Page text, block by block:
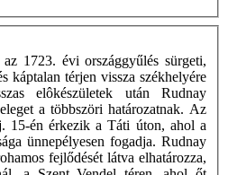
1723. évi országgyűlés sürgeti,
káptalan térjen vissza székhelyére
elôkészületek után Rudnay
a többszöri határozatnak. Az
15-én érkezik a Táti úton, ahol a
ünnepélyesen fogadja. Rudnay
fejlődését látva elhatározza,